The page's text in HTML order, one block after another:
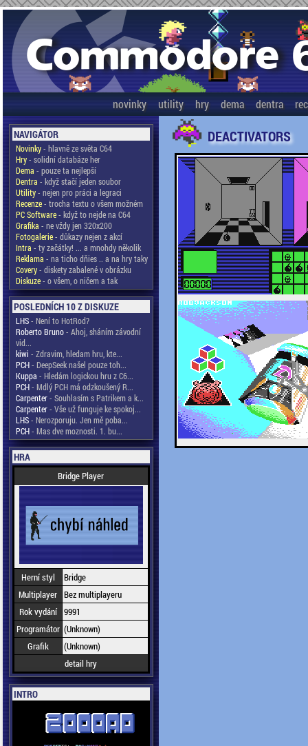
novinky utility hry dema dentra
NAVIGÁTOR
Novinky- hlavně ze světa C64
Hry- solidní databáze her
Dema - pouze ta nejlepší
Dentra - když stačí jeden soubor
Utility- nejen pro práci a legraci
Recenze- trocha textu o všem možném
PC Software- když to nejde na C64
Grafika - ne vždy jen 320x200
Fotogalerie- důkazy nejen z akcí
Intra - ty začátky! ... a mnohdy několik
Reklama - na ticho dňies .. a na hry taky
Covery- diskety zabalené v obrázku
Diskuze- o všem, o ničem a tak
POSLEDNÍCH 10 Z DISKUZE
LHS- Není to HotRod?
Roberto Bruno- Ahoj, sháním závodní
vid...
kiwi - Zdravim, hledam hru, kte...
PCH- DeepSeek našel pouze toh...
Kuppa - Hledám logickou hru z C6...
PCH- Mdlý PCH má odzkoušený R...
Carpenter- Souhlasím s Patrikem a k...
Carpenter- Vše už funguje ke spokoj...
LHS- Nerozporuju. Jen mě poba...
PCH- Mas dve moznosti. 1. bu...
HRA
Bridge Player
Herní styl
Bridge
Multiplayer Bez multiplayeru
Rok vydání 9991
Programátor (Unknown)
Grafik
(Unknown)
detail hry
INTRO
DEACTIVATORS